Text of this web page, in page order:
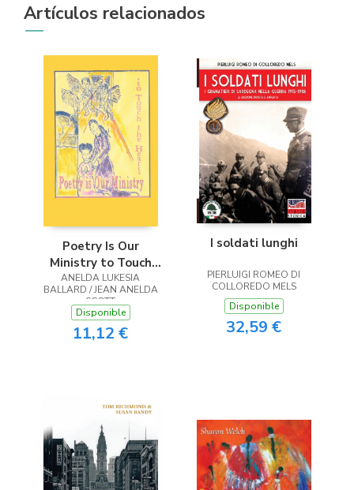
Artículos relacionados
Poetry Is Our
Ministry to Touch
the Heart
ANELDA LUKESIA
BALLARD / JEAN ANELDA
SCOTT
Disponible
11,12 €
I soldati lunghi
PIERLUIGI ROMEO DI
COLLOREDO MELS
Disponible
32,59 €